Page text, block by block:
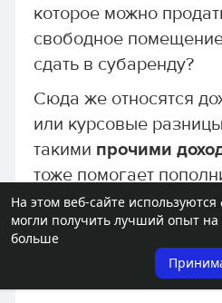
На этом веб-сайте
могли получить лучший опыт
больше
которое можно
свободное
сдать в субаренду?
Сюда же относятся
или курсовые
такими прочими
тоже помогает
компании и улучшить
Отчете о прибылях и
Заключение